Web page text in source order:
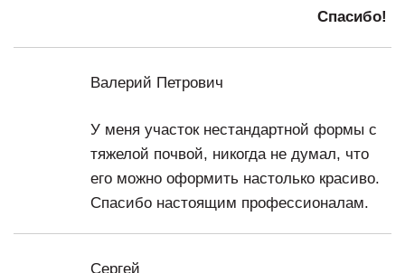
Спасибо!
Валерий Петрович
У меня участок нестандартной формы с
тяжелой почвой, никогда не думал, что
его можно оформить настолько красиво.
Спасибо настоящим профессионалам.
Сергей